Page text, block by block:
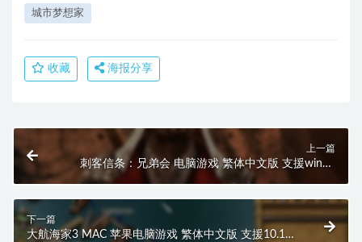
城市梦想家
收藏 海报分享
上一篇
刺客信条：兄弟会 电脑游戏 繁体中文版 支援win10
下一篇
大航海家3 MAC 苹果电脑游戏 繁体中文版 支援10.13